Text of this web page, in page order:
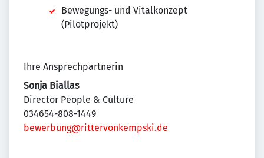
Bewegungs- und Vitalkonzept
(Pilotprojekt)
Ihre Ansprechpartnerin
Sonja Biallas
Director People & Culture
034654-808-1449
bewerbung@rittervonkempski.de